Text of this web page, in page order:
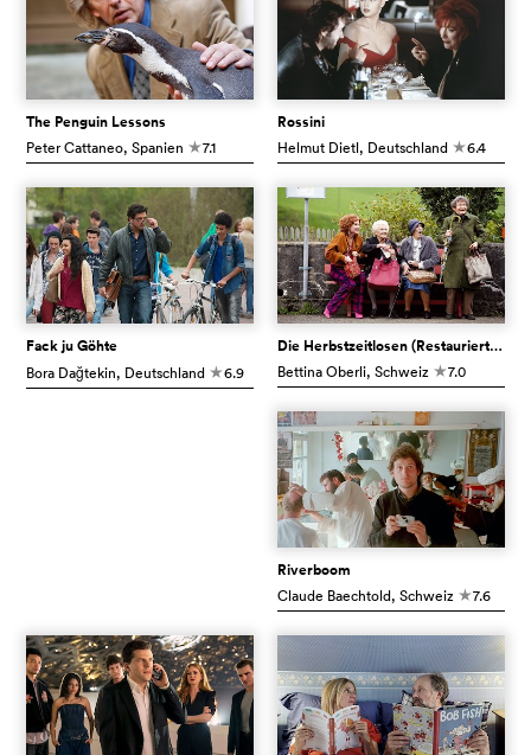
The Penguin Lessons
Peter Cattaneo, Spanien c7.1
Rossini
Helmut Dietl, Deutschland c6.4
Fack ju Göhte
Bora Dağtekin, Deutschland c6.9
Die Herbstzeitlosen (Restaurierte Fassung)
Bettina Oberli, Schweiz c7.0
Riverboom
Claude Baechtold, Schweiz c7.6